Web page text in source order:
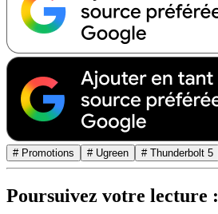
# Promotions # Ugreen # Thunderbolt 5
Poursuivez votre lecture :